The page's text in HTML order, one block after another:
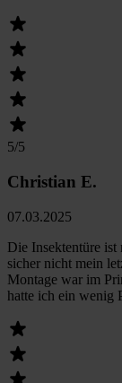
5/5
Christian E.
07.03.2025
Die Insektentüre ist
sicher nicht mein
Montage war im
hatte ich ein wenig